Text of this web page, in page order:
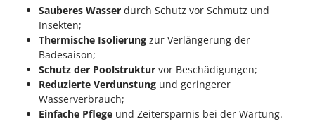
Sauberes Wasser durch Schutz vor Schmutz und
Insekten;
Thermische Isolierung zur Verlängerung der
Badesaison;
Schutz der Poolstruktur vor Beschädigungen;
Reduzierte Verdunstung und geringerer
Wasserverbrauch;
Einfache Pflege und Zeitersparnis bei der Wartung.